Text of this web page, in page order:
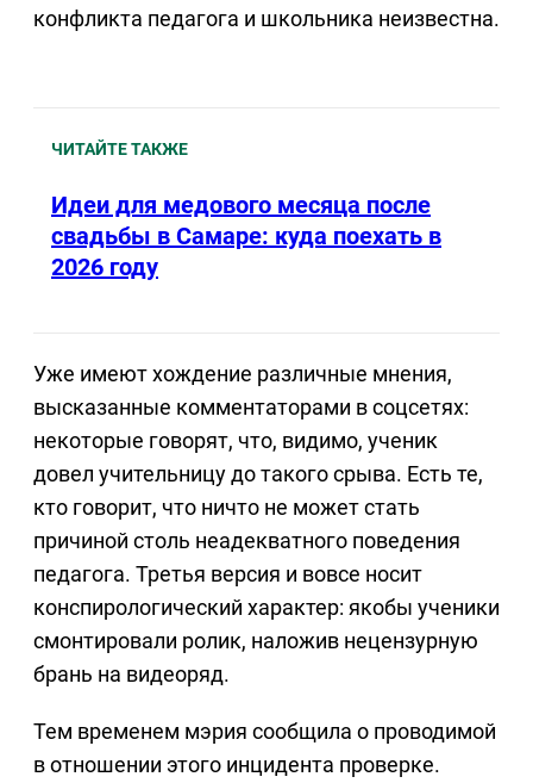
конфликта педагога и школьника неизвестна.
ЧИТАЙТЕ ТАКЖЕ
Идеи для медового месяца после
свадьбы в Самаре: куда поехать в
2026 году
Уже имеют хождение различные мнения,
высказанные комментаторами в соцсетях:
некоторые говорят, что, видимо, ученик
довел учительницу до такого срыва. Есть те,
кто говорит, что ничто не может стать
причиной столь неадекватного поведения
педагога. Третья версия и вовсе носит
конспирологический характер: якобы ученики
смонтировали ролик, наложив нецензурную
брань на видеоряд.
Тем временем мэрия сообщила о проводимой
в отношении этого инцидента проверке.